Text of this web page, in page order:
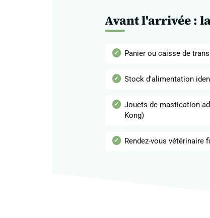
Avant l'arrivée :
Panier ou caisse de
Stock d'alimentation
Jouets de mastication
Kong)
Rendez-vous vétérinaire